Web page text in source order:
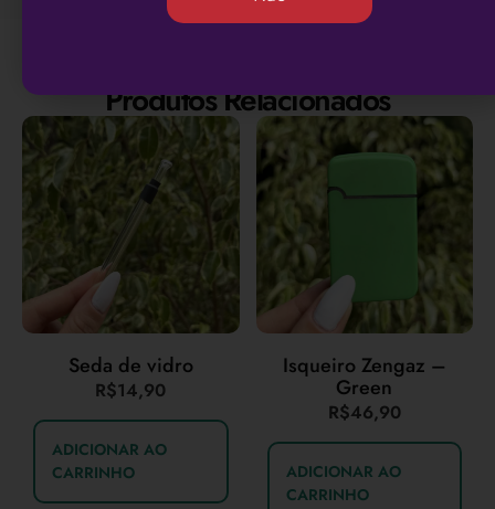
Produtos Relacionados
Seda de vidro
R$14,90
ADICIONAR AO
CARRINHO
Isqueiro Zengaz –
Green
R$46,90
ADICIONAR AO
CARRINHO